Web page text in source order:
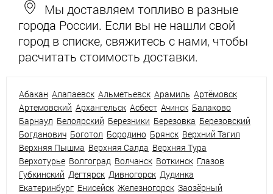
Мы доставляем топливо в разные
города России. Если вы не нашли свой
город в списке, свяжитесь с нами, чтобы
расчитать стоимость доставки.
Абакан Алапаевск Альметьевск Арамиль Артёмовск
Артемовский Архангельск Асбест Ачинск Балаково
Барнаул Белоярский Березники Березовка Березовский
Богданович Боготол Бородино Брянск Верхний Тагил
Верхняя Пышма Верхняя Салда Верхняя Тура
Верхотурье Волгоград Волчанск Воткинск Глазов
Губкинский Дегтярск Дивногорск Дудинка
Екатеринбург Енисейск Железногорск Заозёрный